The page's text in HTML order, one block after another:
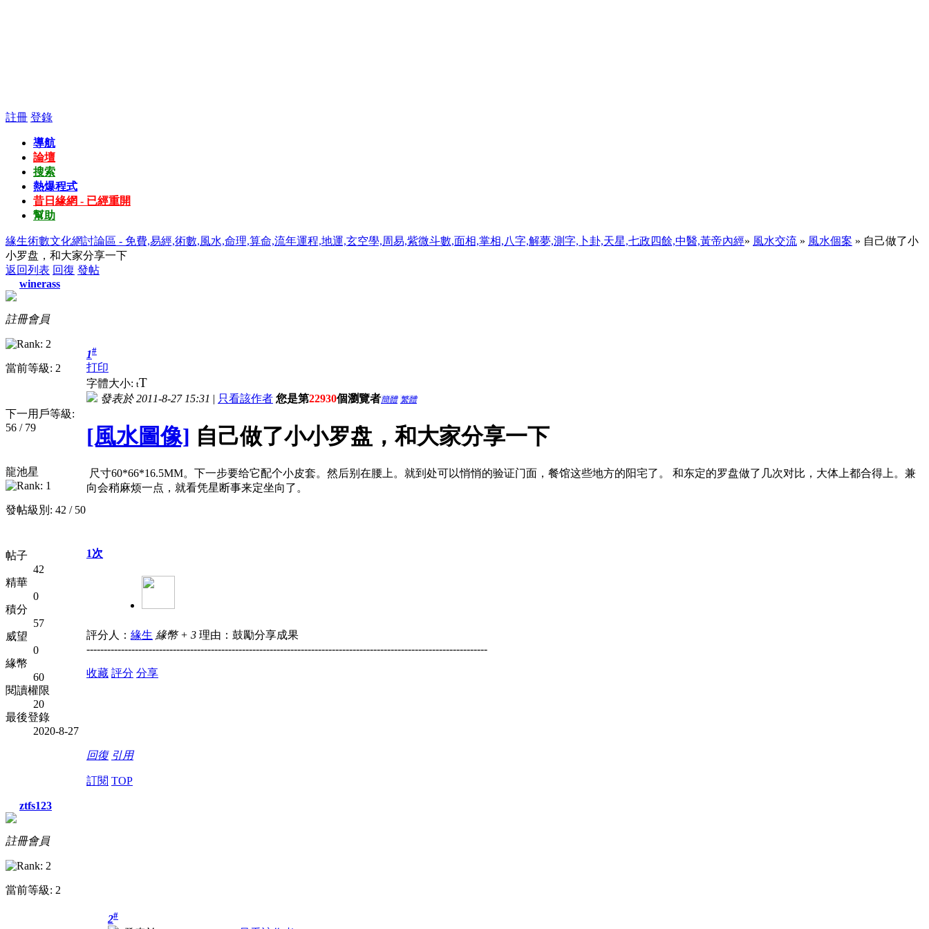
註冊 登錄
導航
論壇
搜索
熱爆程式
昔日緣網 - 已經重開
幫助
緣生術數文化網討論區 - 免費,易經,術數,風水,命理,算命,流年運程,地運,玄空學,周易,紫微斗數,面相,掌相,八字,解夢,測字,卜卦,天星,七政四餘,中醫,黃帝內經» 風水交流 » 風水個案 » 自己做了小
小罗盘，和大家分享一下
返回列表 回復 發帖
winerass
註冊會員
當前等級: 2
下一用戶等級:
56 / 79
龍池星
發帖級別: 42 / 50
帖子
42
精華
0
積分
57
威望
0
緣幣
60
閱讀權限
20
最後登錄
2020-8-27
1#
打印
字體大小: tT
發表於 2011-8-27 15:31 | 只看該作者 您是第22930個瀏覽者簡體 繁體
[風水圖像] 自己做了小小罗盘，和大家分享一下
尺寸60*66*16.5MM。下一步要给它配个小皮套。然后别在腰上。就到处可以悄悄的验证门面，餐馆这些地方的阳宅了。 和东定的罗盘做了几次对比，大体上都合得上。兼
向会稍麻烦一点，就看凭星断事来定坐向了。
1次
評分人： 緣生 緣幣 + 3 理由：鼓勵分享成果
--------------------------------------------------------------------------------------------------------------------
收藏 評分 分享
回復 引用
訂閱 TOP
ztfs123
註冊會員
當前等級: 2
2#